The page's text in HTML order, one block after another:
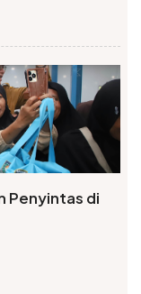
Penyintas di